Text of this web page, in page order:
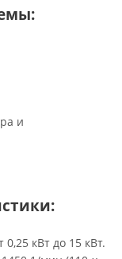
и
кВт до 15 кВт.